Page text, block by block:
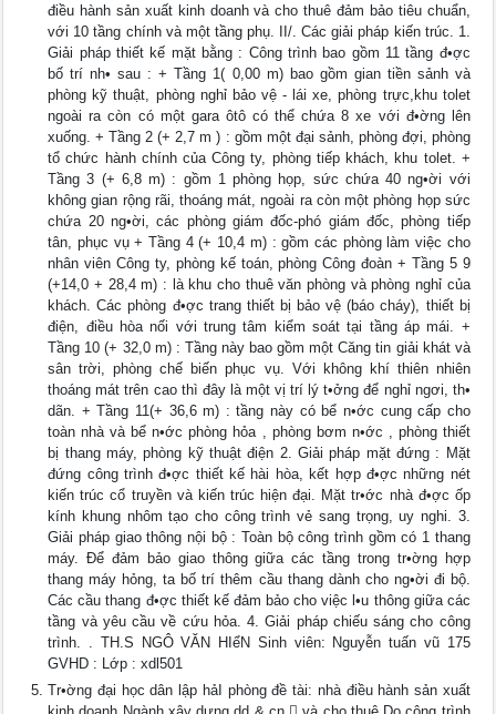
điều hành sản xuất kinh doanh và cho thuê đảm bảo tiêu chuẩn,
với 10 tầng chính và một tầng phụ. II/. Các giải pháp kiến trúc. 1.
Giải pháp thiết kế mặt bằng : Công trình bao gồm 11 tầng đ•ợc
bố trí nh• sau : + Tầng 1( 0,00 m) bao gồm gian tiền sảnh và
phòng kỹ thuật, phòng nghỉ bảo vệ - lái xe, phòng trực,khu tolet
ngoài ra còn có một gara ôtô có thể chứa 8 xe với đ•ờng lên
xuống. + Tầng 2 (+ 2,7 m ) : gồm một đại sảnh, phòng đợi, phòng
tổ chức hành chính của Công ty, phòng tiếp khách, khu tolet. +
Tầng 3 (+ 6,8 m) : gồm 1 phòng họp, sức chứa 40 ng•ời với
không gian rộng rãi, thoáng mát, ngoài ra còn một phòng họp sức
chứa 20 ng•ời, các phòng giám đốc-phó giám đốc, phòng tiếp
tân, phục vụ + Tầng 4 (+ 10,4 m) : gồm các phòng làm việc cho
nhân viên Công ty, phòng kế toán, phòng Công đoàn + Tầng 5 9
(+14,0 + 28,4 m) : là khu cho thuê văn phòng và phòng nghỉ của
khách. Các phòng đ•ợc trang thiết bị bảo vệ (báo cháy), thiết bị
điện, điều hòa nối với trung tâm kiểm soát tại tầng áp mái. +
Tầng 10 (+ 32,0 m) : Tầng này bao gồm một Căng tin giải khát và
sân trời, phòng chế biến phục vụ. Với không khí thiên nhiên
thoáng mát trên cao thì đây là một vị trí lý t•ởng để nghỉ ngơi, th•
dãn. + Tầng 11(+ 36,6 m) : tầng này có bể n•ớc cung cấp cho
toàn nhà và bể n•ớc phòng hỏa , phòng bơm n•ớc , phòng thiết
bị thang máy, phòng kỹ thuật điện 2. Giải pháp mặt đứng : Mặt
đứng công trình đ•ợc thiết kế hài hòa, kết hợp đ•ợc những nét
kiến trúc cổ truyền và kiến trúc hiện đại. Mặt tr•ớc nhà đ•ợc ốp
kính khung nhôm tạo cho công trình vẻ sang trọng, uy nghi. 3.
Giải pháp giao thông nội bộ : Toàn bộ công trình gồm có 1 thang
máy. Để đảm bảo giao thông giữa các tầng trong tr•ờng hợp
thang máy hỏng, ta bố trí thêm cầu thang dành cho ng•ời đi bộ.
Các cầu thang đ•ợc thiết kế đảm bảo cho việc l•u thông giữa các
tầng và yêu cầu về cứu hỏa. 4. Giải pháp chiếu sáng cho công
trình. . TH.S NGÔ VĂN HIểN Sinh viên: Nguyễn tuấn vũ 175
GVHD : Lớp : xdl501
Tr•ờng đại học dân lập hảI phòng đề tài: nhà điều hành sản xuất